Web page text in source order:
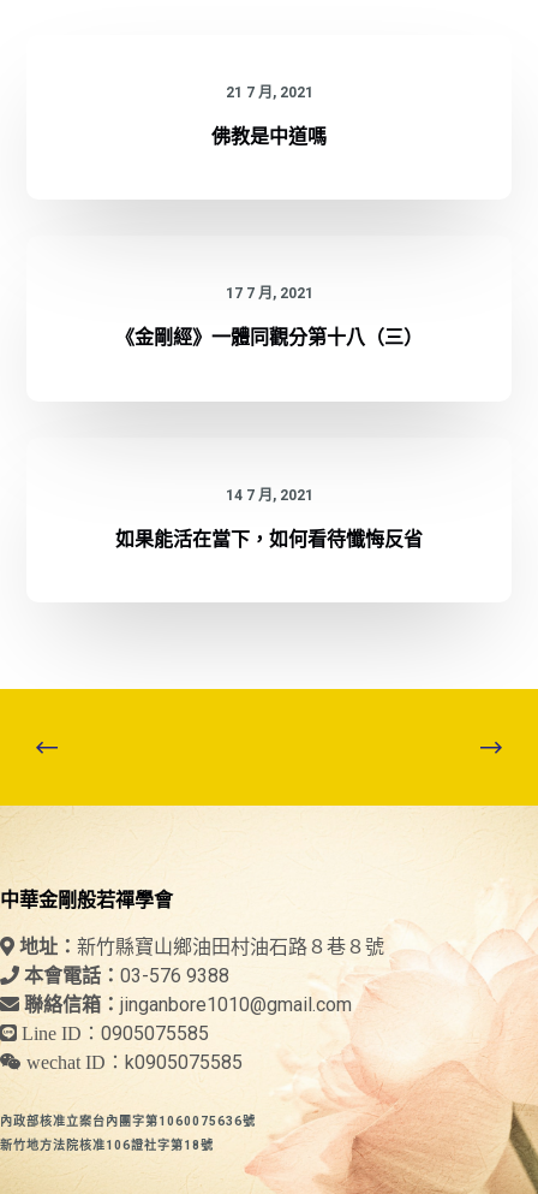
21 7 月, 2021
佛教是中道嗎
17 7 月, 2021
《金剛經》一體同觀分第十八（三）
14 7 月, 2021
如果能活在當下，如何看待懺悔反省
中華金剛般若禪學會
地址： 新竹縣寶山鄉油田村油石路８巷８號
本會電話： 03-576 9388
聯絡信箱： jinganbore1010@gmail.com
Line ID： 0905075585
wechat ID： k0905075585
內政部核准立案台內團字第1060075636號
新竹地方法院核准106證社字第18號